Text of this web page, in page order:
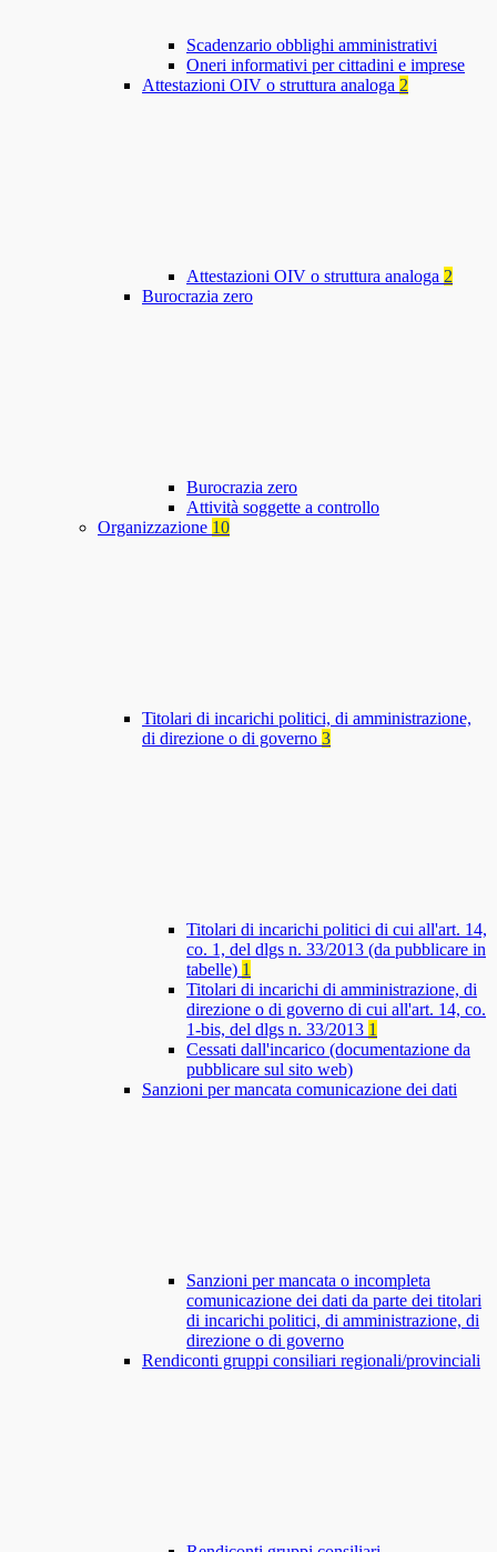
Scadenzario obblighi amministrativi
Oneri informativi per cittadini e imprese
Attestazioni OIV o struttura analoga 2
Attestazioni OIV o struttura analoga 2
Burocrazia zero
Burocrazia zero
Attività soggette a controllo
Organizzazione 10
Titolari di incarichi politici, di amministrazione,
di direzione o di governo 3
Titolari di incarichi politici di cui all'art. 14,
co. 1, del dlgs n. 33/2013 (da pubblicare in
tabelle) 1
Titolari di incarichi di amministrazione, di
direzione o di governo di cui all'art. 14, co.
1-bis, del dlgs n. 33/2013 1
Cessati dall'incarico (documentazione da
pubblicare sul sito web)
Sanzioni per mancata comunicazione dei dati
Sanzioni per mancata o incompleta
comunicazione dei dati da parte dei titolari
di incarichi politici, di amministrazione, di
direzione o di governo
Rendiconti gruppi consiliari regionali/provinciali